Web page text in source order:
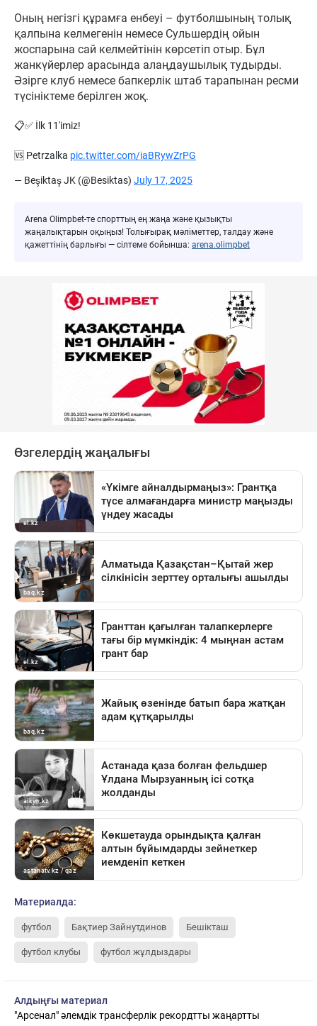
Оның негізгі құрамға енбеуі – футболшының толық
қалпына келмегенін немесе Сульшердің ойын
жоспарына сай келмейтінін көрсетіп отыр. Бұл
жанкүйерлер арасында алаңдаушылық тудырды.
Әзірге клуб немесе бапкерлік штаб тарапынан ресми
түсініктеме берілген жоқ.
📋✅ İlk 11'imiz!
🆚 Petrzalka pic.twitter.com/iaBRywZrPG
— Beşiktaş JK (@Besiktas) July 17, 2025
Arena Olimpbet-те спорттың ең жаңа және қызықты
жаңалықтарын оқыңыз! Толығырақ мәліметтер, талдау және
қажеттінің барлығы — сілтеме бойынша: arena.olimpbet
Материалда:
футбол Бақтиер Зайнутдинов Бешікташ
футбол клубы футбол жұлдыздары
Алдыңғы материал
"Арсенал" әлемдік трансферлік рекордтты жаңартты